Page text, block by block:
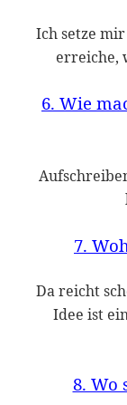
Ich setze
erreiche,
6. Wie
7.
Da reicht
Idee ist
8. Wo